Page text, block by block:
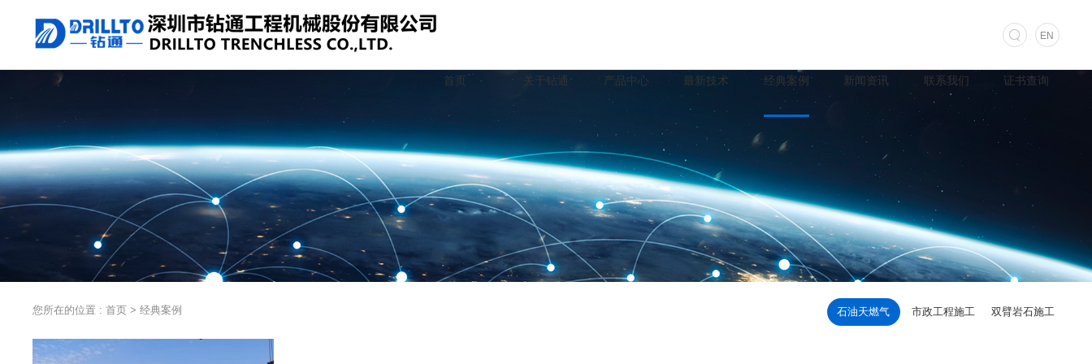
EN
首页 关于钻通 产品中心 最新技术 经典案例 新闻资讯 联系我们 证书查询
您所在的位置 :首页 >经典案例 石油天燃气 市政工程施工 双臂岩石施工